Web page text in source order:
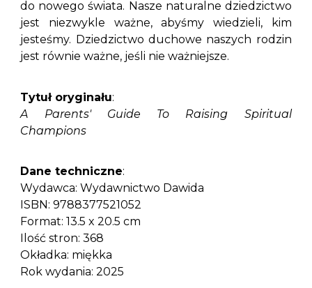
do nowego świata. Nasze naturalne dziedzictwo
jest niezwykle ważne, abyśmy wiedzieli, kim
jesteśmy. Dziedzictwo duchowe naszych rodzin
jest równie ważne, jeśli nie ważniejsze.
Tytuł oryginału:
A Parents' Guide To Raising Spiritual
Champions
Dane techniczne:
Wydawca: Wydawnictwo Dawida
ISBN: 9788377521052
Format: 13.5 x 20.5 cm
Ilość stron: 368
Okładka: miękka
Rok wydania: 2025